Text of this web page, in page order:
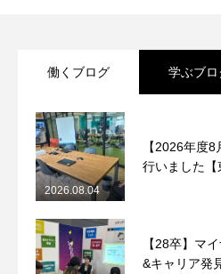
働くブログ 学ぶブロ
【2026年度
行いました【
2026.08.04
【28卒】マ
&キャリア発